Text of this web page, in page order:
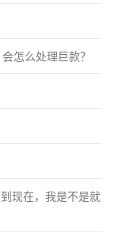
怎么处理巨款？
现在，我是不是就